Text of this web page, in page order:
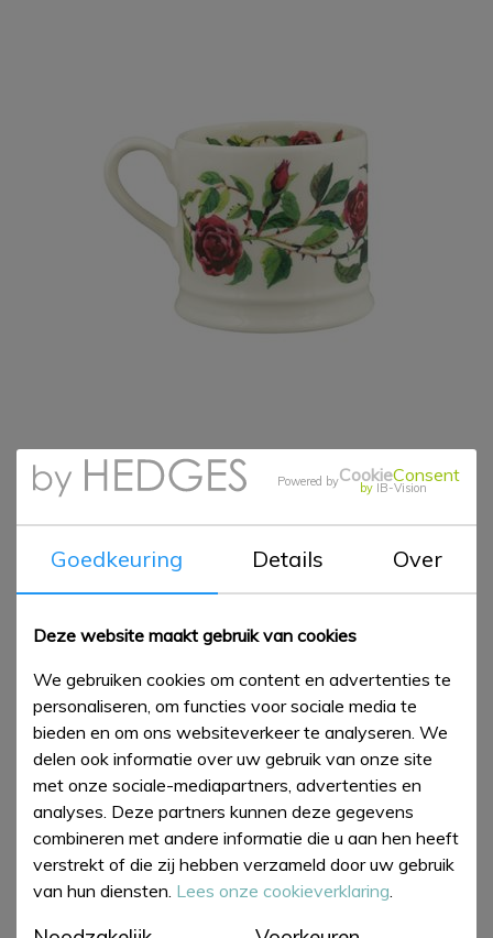
Emma Bridgewater - Small Mug
Old Rose
Inhoud: 0.2ltr
Onderhoud: Vaatwasser & magnetron bestendig; Lage
temparatuur programma en vloeibaar wasmiddel
aanbevolen.
Het servies is niet oven bestendig tenzij gemarkeerd als
"Cookware".
Powered byCookieConsent
by IB-Vision
Goedkeuring Details Over
Deze website maakt gebruik van cookies
We gebruiken cookies om content en advertenties te
personaliseren, om functies voor sociale media te
bieden en om ons websiteverkeer te analyseren. We
delen ook informatie over uw gebruik van onze site
met onze sociale-mediapartners, advertenties en
analyses. Deze partners kunnen deze gegevens
combineren met andere informatie die u aan hen heeft
verstrekt of die zij hebben verzameld door uw gebruik
van hun diensten. Lees onze cookieverklaring